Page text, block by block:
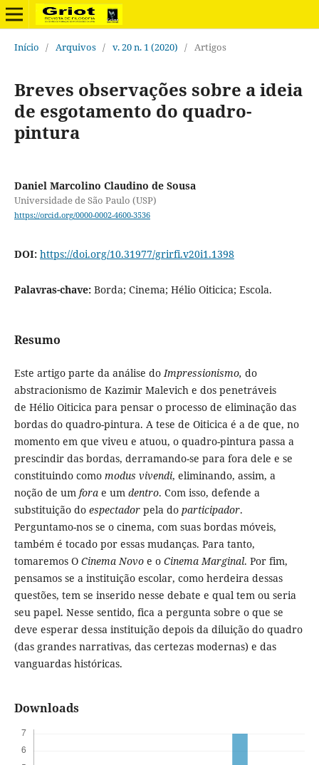
Início / Arquivos / v. 20 n. 1 (2020) / Artigos
Breves observações sobre a ideia
de esgotamento do quadro-
pintura
Daniel Marcolino Claudino de Sousa
Universidade de São Paulo (USP)
https://orcid.org/0000-0002-4600-3536
DOI: https://doi.org/10.31977/grirfi.v20i1.1398
Palavras-chave: Borda; Cinema; Hélio Oiticica; Escola.
Resumo
Este artigo parte da análise doImpressionismo, do
abstracionismo de Kazimir Malevich e dos penetráveis
de Hélio Oiticica para pensar o processo de eliminação das
bordas do quadro-pintura. A tese de Oiticica é a de que, no
momento em que viveu e atuou, o quadro-pintura passa a
prescindir das bordas, derramando-se para fora dele e se
constituindo como modus vivendi, eliminando, assim, a
noção de um forae um dentro. Com isso, defende a
substituição do espectadorpela do participador.
Perguntamo-nos se o cinema, com suas bordas móveis,
também é tocado por essas mudanças. Para tanto,
tomaremos O Cinema Novoe o Cinema Marginal. Por fim,
pensamos se a instituição escolar, como herdeira dessas
questões, tem se inserido nesse debate e qual tem ou seria
seu papel. Nesse sentido, fica a pergunta sobre o que se
deve esperar dessa instituição depois da diluição do quadro
(das grandes narrativas, das certezas modernas) e das
vanguardas históricas.
Downloads